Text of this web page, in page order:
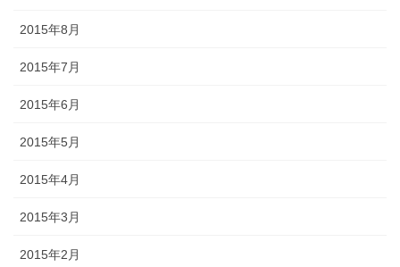
2015年8月
2015年7月
2015年6月
2015年5月
2015年4月
2015年3月
2015年2月